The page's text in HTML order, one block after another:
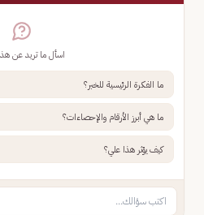
اسأل ما تريد عن
ما الفكرة الرئيسية للخبر؟
ما هي أبرز الأرقام والإحصاءات؟
كيف يؤثر هذا علي؟